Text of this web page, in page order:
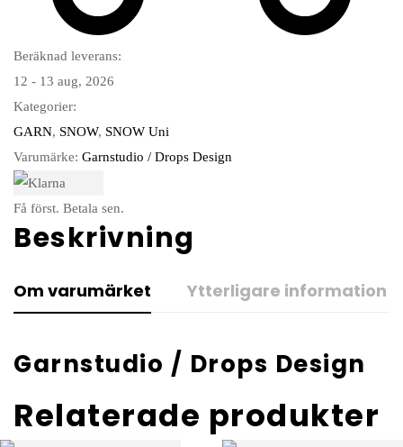
Beräknad leverans:
12 - 13 aug, 2026
Kategorier:
GARN, SNOW, SNOW Uni
Varumärke: Garnstudio / Drops Design
Få först. Betala sen.
Beskrivning
Om varumärket Ytterligare information
Garnstudio / Drops Design
Relaterade produkter